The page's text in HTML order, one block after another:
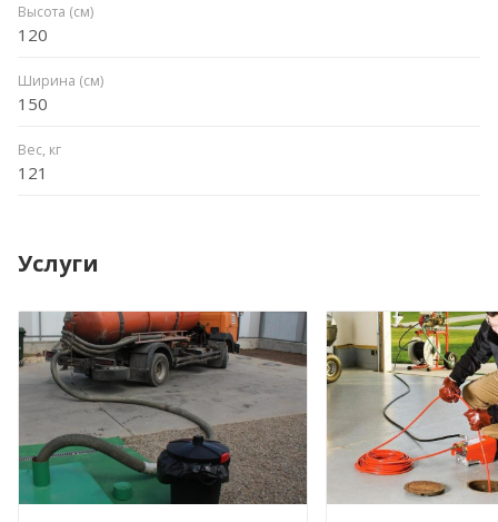
Высота (см)
120
Ширина (см)
150
Вес, кг
121
Услуги